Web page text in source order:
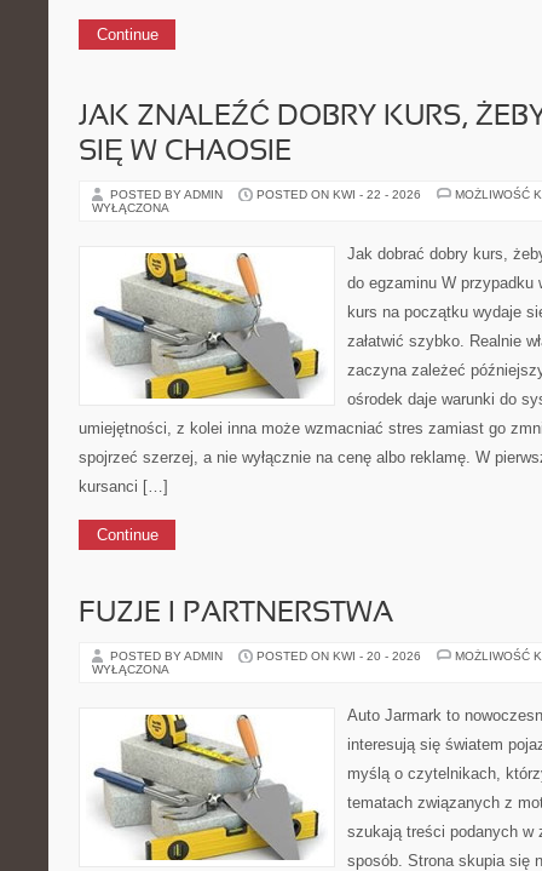
Continue
JAK ZNALEŹĆ DOBRY KURS,
SIĘ W CHAOSIE
POSTED BY ADMIN POSTED ON KWI - 22 - 2026
MOŻLIWOŚĆ
WYŁĄCZONA
Jak dobrać dobry kurs,
do egzaminu W przypadku
kurs na początku wydaje
załatwić szybko. Realnie
zaczyna zależeć
ośrodek daje warunki do
umiejętności, z kolei inna może wzmacniać stres zamiast go
spojrzeć szerzej, a nie wyłącznie na cenę albo reklamę. W
kursanci […]
Continue
FUZJE I PARTNERSTWA
POSTED BY ADMIN POSTED ON KWI - 20 - 2026
MOŻLIWOŚĆ
WYŁĄCZONA
Auto Jarmark to
interesują się światem
myślą o czytelnikach,
tematach związanych z
szukają treści podanych w
sposób. Strona skupia się